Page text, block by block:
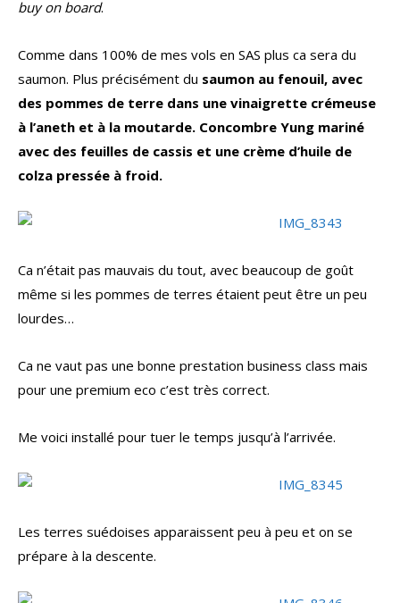
buy on board.
Comme dans 100% de mes vols en SAS plus ca sera du
saumon. Plus précisément du saumon au fenouil, avec
des pommes de terre dans une vinaigrette crémeuse
à l’aneth et à la moutarde. Concombre Yung mariné
avec des feuilles de cassis et une crème d’huile de
colza pressée à froid.
Ca n’était pas mauvais du tout, avec beaucoup de goût
même si les pommes de terres étaient peut être un peu
lourdes…
Ca ne vaut pas une bonne prestation business class mais
pour une premium eco c’est très correct.
Me voici installé pour tuer le temps jusqu’à l’arrivée.
Les terres suédoises apparaissent peu à peu et on se
prépare à la descente.